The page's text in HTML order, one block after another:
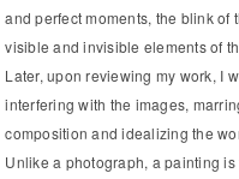
and perfect moments, the blink of
visible and invisible elements of
Later, upon reviewing my work, I
interfering with the images,
composition and idealizing the
Unlike a photograph, a painting